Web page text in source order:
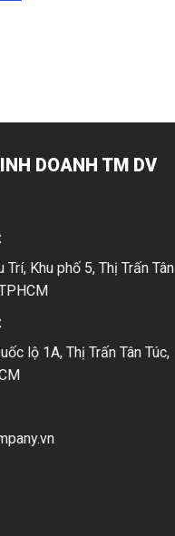
DOANH TM DV
Khu phố 5, Thị Trấn Tân
lộ 1A, Thị Trấn Tân Túc,